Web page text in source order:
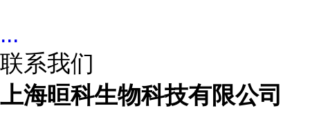
...
联系我们
上海晅科生物科技有限公司